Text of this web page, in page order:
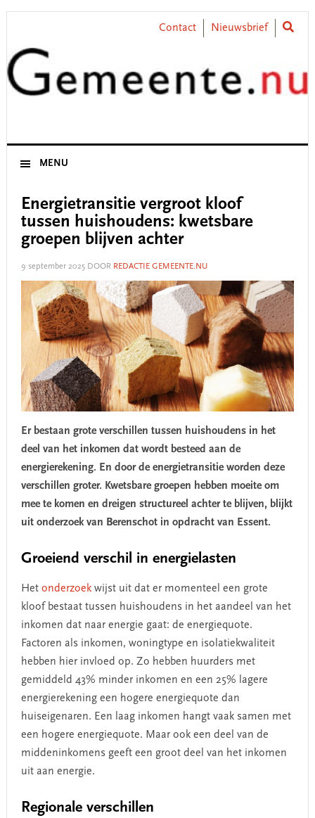
Skip
primary
navigation
Skip
content
Skip
primary
sidebar
Skip
footer
Contact Nieuwsbrief
MENU
Energietransitie vergroot kloof
tussen huishoudens: kwetsbare
groepen blijven achter
9 september 2025DOOR REDACTIE GEMEENTE.NU
Er bestaan grote verschillen tussen huishoudens in het
deel van het inkomen dat wordt besteed aan de
energierekening. En door de energietransitie worden deze
verschillen groter. Kwetsbare groepen hebben moeite om
mee te komen en dreigen structureel achter te blijven, blijkt
uit onderzoek van Berenschot in opdracht van Essent.
Groeiend verschil in energielasten
Het onderzoekwijst uit dat er momenteel een grote
kloof bestaat tussen huishoudens in het aandeel van het
inkomen dat naar energie gaat: de energiequote.
Factoren als inkomen, woningtype en isolatiekwaliteit
hebben hier invloed op. Zo hebben huurders met
gemiddeld 43% minder inkomen en een 25% lagere
energierekening een hogere energiequote dan
huiseigenaren. Een laag inkomen hangt vaak samen met
een hogere energiequote. Maar ook een deel van de
middeninkomens geeft een groot deel van het inkomen
uit aan energie.
Regionale verschillen